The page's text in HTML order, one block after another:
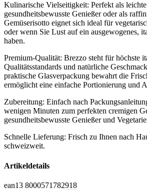
Kulinarische Vielseitigkeit: Perfekt als
gesundheitsbewusste Genießer oder als
Gemüserisotto eignet sich ideal für
oder wenn Sie Lust auf ein ausgewogenes,
haben.
Premium-Qualität: Brezzo steht für höchste
Qualitätsstandards und natürliche
praktische Glasverpackung bewahrt die
ermöglicht eine einfache Portionierung und
Zubereitung: Einfach nach
wenigen Minuten zum perfekten cremigen
gesundheitsbewusste Genießer und
Schnelle Lieferung: Frisch zu Ihnen nach
schweizweit.
Artikeldetails
ean13 8000571782918